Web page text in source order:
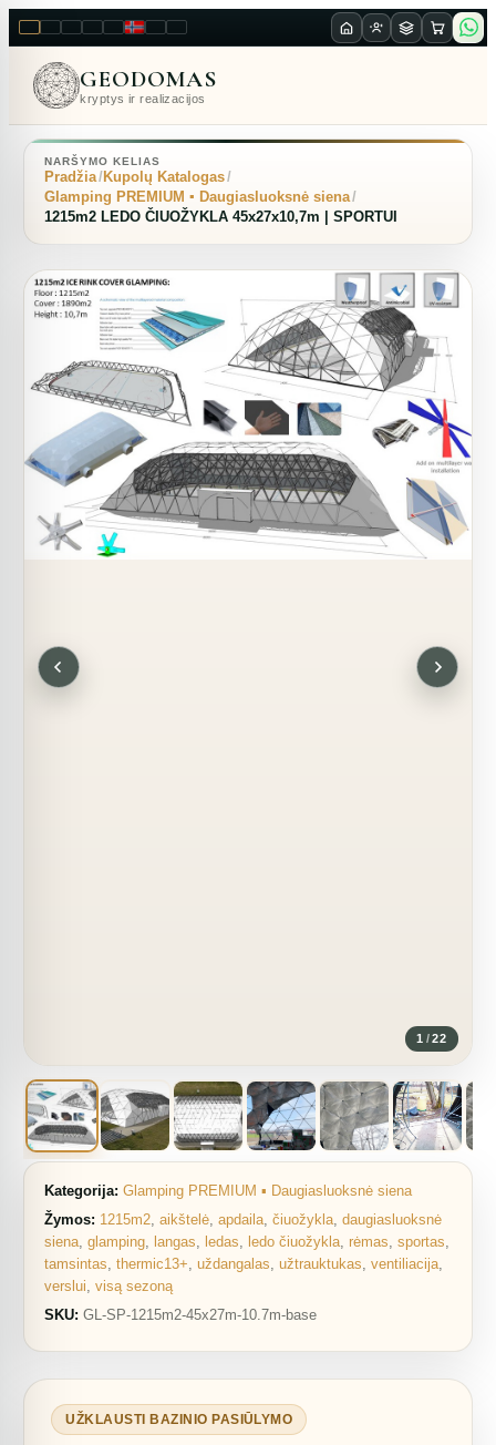
LT ENPL FRRUNOSKRO
GEODOMAS
kryptys ir realizacijos
NARŠYMO KELIAS
Pradžia Kupolų Katalogas
Glamping PREMIUM ▪︎ Daugiasluoksnė siena
1215m2 LEDO ČIUOŽYKLA 45x27x10,7m | SPORTUI
1 /22
Kategorija: Glamping PREMIUM ▪︎ Daugiasluoksnė siena
Žymos: 1215m2 ,aikštelė ,apdaila ,čiuožykla ,daugiasluoksnė
siena ,glamping langas ledas ledo čiuožykla ,rėmas ,sportas
tamsintas ,thermic13+ ,uždangalas ,užtrauktukas ,ventiliacija
verslui ,visą sezoną
SKU: GL-SP-1215m2-45x27m-10.7m-base
UŽKLAUSTI BAZINIO PASIŪLYMO